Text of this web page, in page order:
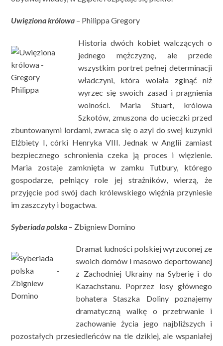
Uwięziona królowa – Philippa Gregory
Historia dwóch kobiet walczących o
jednego mężczyznę, ale przede
wszystkim portret pełnej determinacji
władczyni, która wolała zginąć niż
wyrzec się swoich zasad i pragnienia
wolności. Maria Stuart, królowa
Szkotów, zmuszona do ucieczki przed
zbuntowanymi lordami, zwraca się o azyl do swej kuzynki
Elżbiety I, córki Henryka VIII. Jednak w Anglii zamiast
bezpiecznego schronienia czeka ją proces i więzienie.
Maria zostaje zamknięta w zamku Tutbury, którego
gospodarze, pełniący role jej strażników, wierzą, że
przyjęcie pod swój dach królewskiego więźnia przyniesie
im zaszczyty i bogactwa.
Syberiada polska – Zbigniew Domino
Dramat ludności polskiej wyrzuconej ze
swoich domów i masowo deportowanej
z Zachodniej Ukrainy na Syberię i do
Kazachstanu. Poprzez losy głównego
bohatera Staszka Doliny poznajemy
dramatyczną walkę o przetrwanie i
zachowanie życia jego najbliższych i
pozostałych przesiedleńców na tle dzikiej, ale wspaniałej